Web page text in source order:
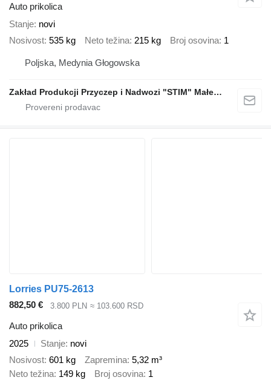
Auto prikolica
Stanje novi
Nosivost 535 kg Neto težina 215 kg Broj osovina 1
Poljska, Medynia Głogowska
Zakład Produkcji Przyczep i Nadwozi "STIM" Małecki s.j.
Lorries PU75-2613
882,50 €
3.800 PLN ≈ 103.600 RSD
Auto prikolica
2025
Stanje novi
Nosivost 601 kg Zapremina 5,32 m³
Neto težina 149 kg Broj osovina 1